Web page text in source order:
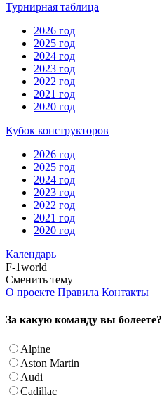
Турнирная таблица
2026 год
2025 год
2024 год
2023 год
2022 год
2021 год
2020 год
Кубок конструкторов
2026 год
2025 год
2024 год
2023 год
2022 год
2021 год
2020 год
Календарь
F-1world
Сменить тему
О проекте Правила Контакты
За какую команду вы болеете?
Alpine
Aston Martin
Audi
Cadillac